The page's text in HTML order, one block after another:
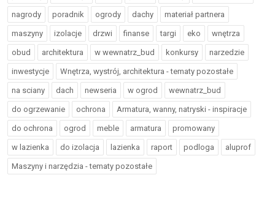
nagrody poradnik ogrody dachy materiał partnera
maszyny izolacje drzwi finanse targi eko wnętrza
obud architektura w wewnatrz_bud konkursy narzedzie
inwestycje Wnętrza, wystrój, architektura - tematy pozostałe
na sciany dach newseria w ogrod wewnatrz_bud
do ogrzewanie ochrona Armatura, wanny, natryski - inspiracje
do ochrona ogrod meble armatura promowany
w lazienka do izolacja lazienka raport podloga aluprof
Maszyny i narzędzia - tematy pozostałe